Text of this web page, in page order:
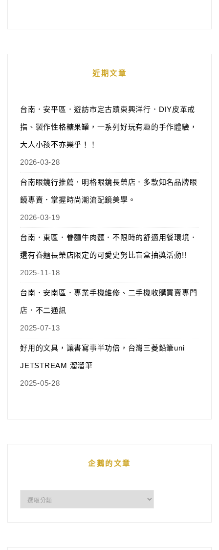
近期文章
台南．安平區．遊訪市定古蹟東興洋行．DIY皮革戒
指、製作性格糖果罐，一系列好玩有趣的手作體驗，
大人小孩不亦樂乎！！
2026-03-28
台南眼鏡行推薦．明格眼鏡長榮店．多款知名品牌眼
鏡專賣．掌握時尚潮流配鏡美學。
2026-03-19
台南．東區．眷麵牛肉麵．不限時的舒適用餐環境．
還有眷麵長榮店限定的可愛史努比盲盒抽獎活動!!
2025-11-18
台南．安南區．專業手機維修、二手機收購買賣專門
店．不二通訊
2025-07-13
好用的文具，讓書寫事半功倍，台灣三菱鉛筆uni
JETSTREAM 溜溜筆
2025-05-28
企鵝的文章